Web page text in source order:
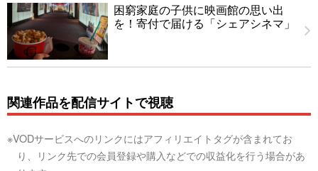
困窮家庭の子供に映画館の思い出
を！寄付で届ける「シェアシネマ」
関連作品を配信サイトで視聴
※VODサービスへのリンクにはアフィリエイトタグが含まれてお
り、リンク先での会員登録や購入などでの収益化を行う場合があ